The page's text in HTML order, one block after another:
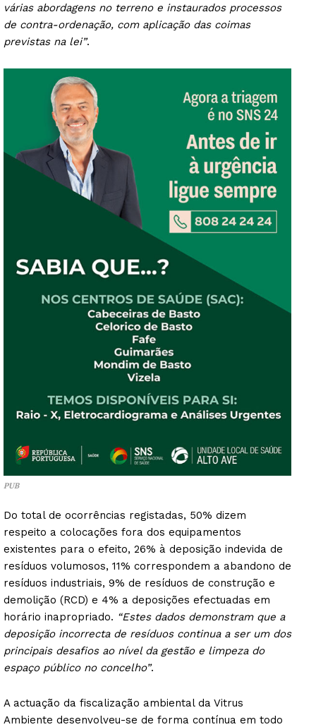
várias abordagens no terreno e instaurados processos
de contra-ordenação, com aplicação das coimas
previstas na lei”.
PUB
Do total de ocorrências registadas, 50% dizem
respeito a colocações fora dos equipamentos
existentes para o efeito, 26% à deposição indevida de
resíduos volumosos, 11% correspondem a abandono de
resíduos industriais, 9% de resíduos de construção e
demolição (RCD) e 4% a deposições efectuadas em
horário inapropriado. “Estes dados demonstram que a
deposição incorrecta de resíduos continua a ser um dos
principais desafios ao nível da gestão e limpeza do
espaço público no concelho”.
A actuação da fiscalização ambiental da Vitrus
Ambiente desenvolveu-se de forma contínua em todo